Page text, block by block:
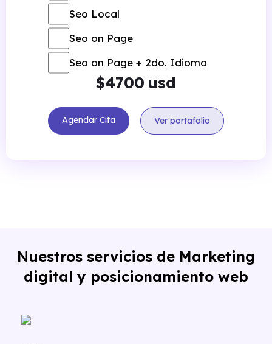
certificado
Seo Local
Seo on Page
Seo on Page + 2do. Idioma
$ usd
Agendar Cita Ver portafolio
Nuestros servicios de Marketing
digital y posicionamiento web